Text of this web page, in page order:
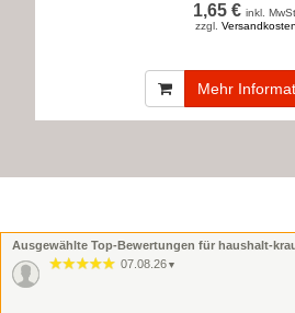
1,65 € inkl. MwSt.
zzgl. Versandkosten
Mehr
Ausgewählte Top-Bewertungen für haushalt-
07.08.26 ▼